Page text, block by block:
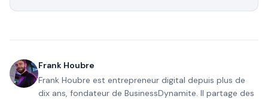
Frank Houbre
Frank Houbre est entrepreneur digital depuis plus de
dix ans, fondateur de BusinessDynamite. Il partage des